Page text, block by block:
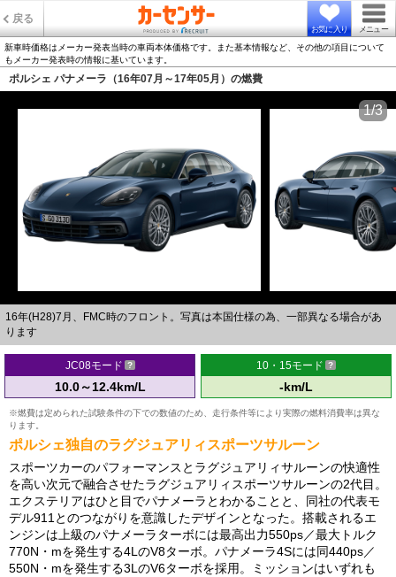
戻る
お気に入り メニュー
新車時価格はメーカー発表当時の車両本体価格です。また基本情報など、その他の項目について
もメーカー発表時の情報に基いています。
ポルシェ パナメーラ（16年07月～17年05月）の燃費
16年(H28)7月、FMC時のフロント。写真は本国仕様の為、一部異なる場合があ
ります
1/3
JC08モード
10.0～12.4km/L
10・15モード
-km/L
※燃費は定められた試験条件の下での数値のため、走行条件等により実際の燃料消費率は異な
ります。
ポルシェ独自のラグジュアリィスポーツサルーン
スポーツカーのパフォーマンスとラグジュアリィサルーンの快適性
を高い次元で融合させたラグジュアリィスポーツサルーンの2代目。
エクステリアはひと目でパナメーラとわかることと、同社の代表モ
デル911とのつながりを意識したデザインとなった。搭載されるエ
ンジンは上級のパナメーラターボには最高出力550ps／最大トルク
770N・mを発生する4LのV8ターボ。パナメーラ4Sには同440ps／
550N・mを発生する3LのV6ターボを採用。ミッションはいずれも